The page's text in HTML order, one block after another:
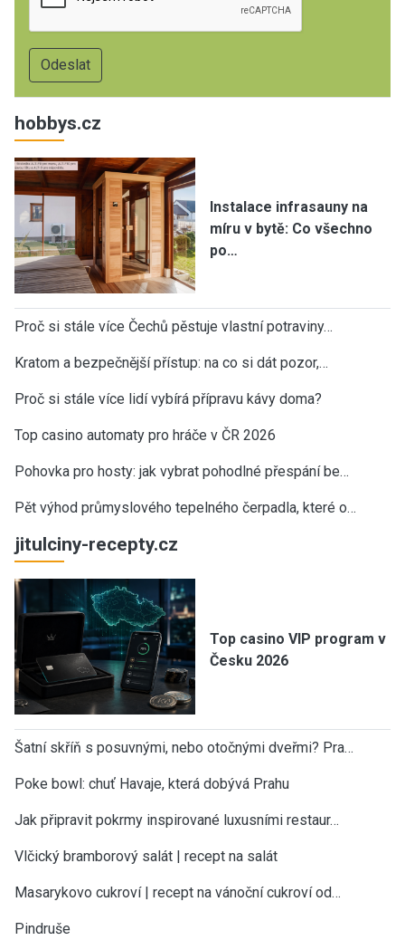
hobbys.cz
Instalace infrasauny na
míru v bytě: Co všechno
po…
Proč si stále více Čechů pěstuje vlastní potraviny…
Kratom a bezpečnější přístup: na co si dát pozor,…
Proč si stále více lidí vybírá přípravu kávy doma?
Top casino automaty pro hráče v ČR 2026
Pohovka pro hosty: jak vybrat pohodlné přespání be…
Pět výhod průmyslového tepelného čerpadla, které o…
jitulciny-recepty.cz
Top casino VIP program v
Česku 2026
Šatní skříň s posuvnými, nebo otočnými dveřmi? Pra…
Poke bowl: chuť Havaje, která dobývá Prahu
Jak připravit pokrmy inspirované luxusními restaur…
Vlčický bramborový salát | recept na salát
Masarykovo cukroví | recept na vánoční cukroví od…
Pindruše